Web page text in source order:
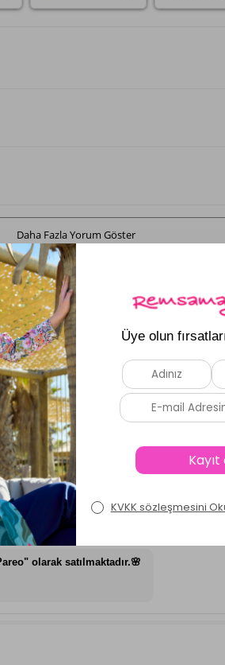
Daha Fazla Yorum Göster
Soru ve Cevapları
Kaftan Kimono Pareo RP004C
olarak satılmaktadır.🌸